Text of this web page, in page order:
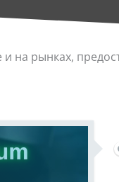
рынках,